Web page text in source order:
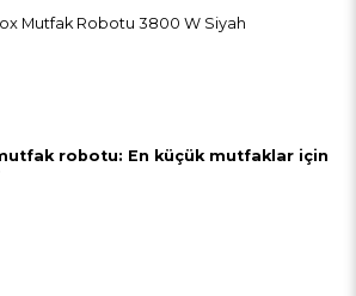
Mutfak Robotu 3800 W Siyah
robotu: En küçük mutfaklar için